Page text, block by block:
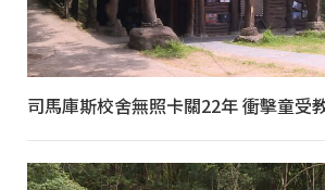
司馬庫斯校舍無照卡關22年 衝擊童受